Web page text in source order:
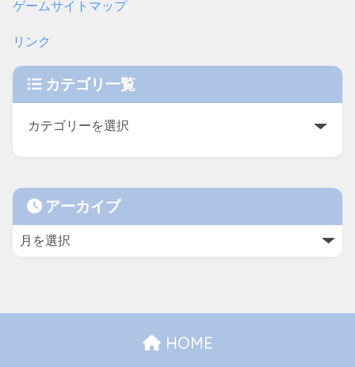
ゲームサイトマップ
リンク
カテゴリ一覧
アーカイブ
HOME